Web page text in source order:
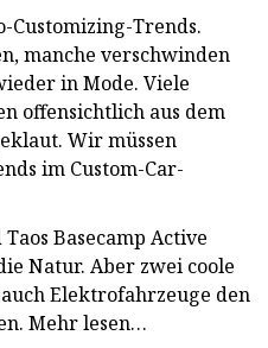
Customizing-Trends.
manche verschwinden
in Mode. Viele
offensichtlich aus dem
Wir müssen
im Custom-Car-
Basecamp Active
Natur. Aber zwei coole
Elektrofahrzeuge den
Mehr lesen…